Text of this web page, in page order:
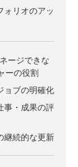
ォリオのアッ
ージできな
ーの役割
ョブの明確化
事・成果の評
継続的な更新